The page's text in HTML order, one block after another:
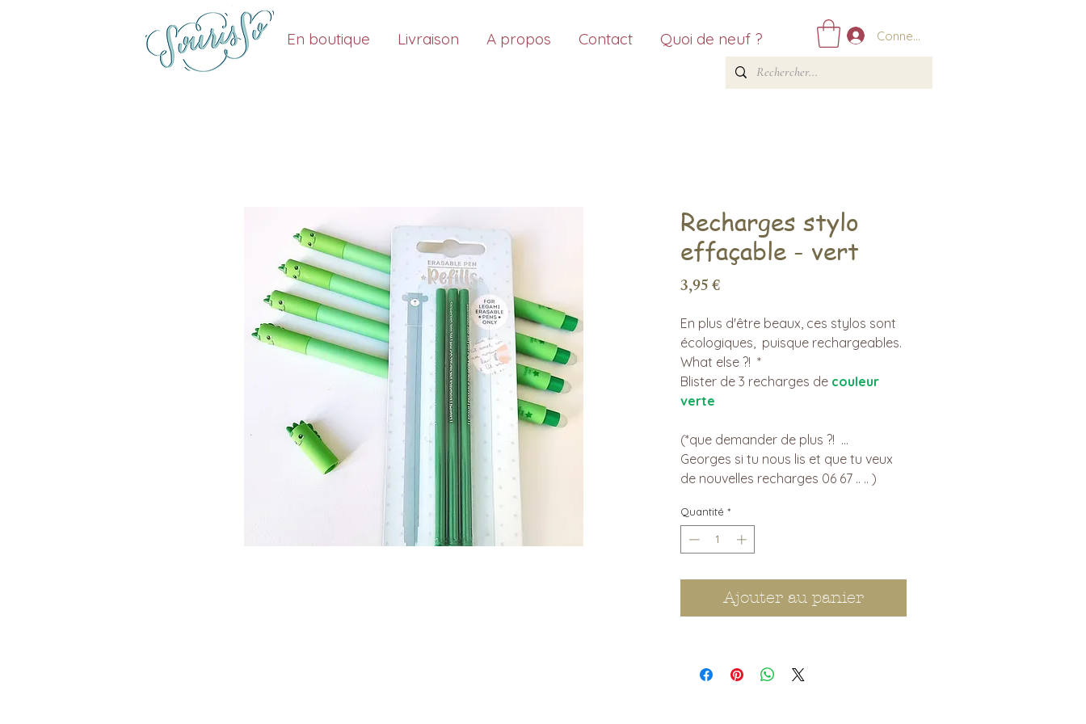
En boutique Livraison A propos Contact Quoi de neuf ? Connexion
Recharges stylo
effaçable - vert
3,95 €Prix
En plus d'être beaux, ces stylos sont
écologiques, puisque rechargeables.
What else ?! *
Blister de 3 recharges de couleur
verte
(*que demander de plus ?! ...
Georges si tu nous lis et que tu veux
de nouvelles recharges 06 67 .. .. )
Quantité *
Ajouter au panier